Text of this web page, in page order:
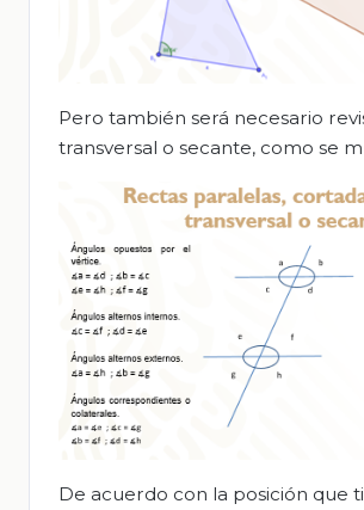
Pero también será necesario
transversal o secante, como se
De acuerdo con la posición que